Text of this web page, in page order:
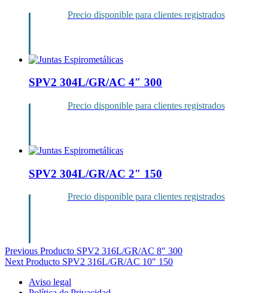
Precio disponible para clientes registrados
SPV2 304L/GR/AC 4″ 300
Precio disponible para clientes registrados
SPV2 304L/GR/AC 2″ 150
Precio disponible para clientes registrados
Navegación
de
entradas
Previous Producto SPV2 316L/GR/AC 8″ 300
Next Producto SPV2 316L/GR/AC 10″ 150
Aviso legal